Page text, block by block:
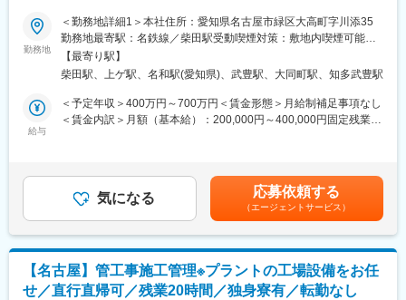
脂原料等の産業素材、さらには日本の宇宙ロケットに日油の推進
薬が使われ、今や日本の宇宙開発に欠かすことの出来ない企業に
発展しました。
変更の範囲：会社の定める業務
また、資格支援制度を設けており、資格取得にかかる受験料やス
クール代は会社が全額負担しております。
また、合格時には報奨金を10万円まで支給する制度もあり、社員
のモチベーションアップに繋げております。
工事を行い工事進捗も安定して管理することができます。
昼の工事作業、夕方の事務作業とメリハリのついた働き方が可能
定いたします。
■職務詳細：
・現場調査
・見積書を作成
・取引先との工期の打ち合わせ
・施工進捗、資材管理
・納品
一般個人住宅（木造・鉄筋・鉄骨・プレハブなど）や事務所・医
で対応します。
作業員の方々とは長年の関係性を築いている間柄のため、安心し
て職務に取組むことができます。
■当社の魅力：
当社は創業70年目を迎え、創業以来断熱工事の設計・施工を行
勤務地
＜勤務地詳細1＞本社住所：愛知県名古屋市緑区大高町字川添35
勤務地最寄駅：名鉄線／柴田駅受動喫煙対策：敷地内喫煙可能場
所あり＜勤務地詳細2＞半田営業所住所：愛知県知多郡武豊町字前
田30番1 勤務地最寄駅：名鉄河和線／上ゲ駅受動喫煙対策：敷地
【最寄り駅】
柴田駅、上ゲ駅、名和駅(愛知県)、武豊駅、大同町駅、知多武豊駅
給与
＜予定年収＞400万円～700万円＜賃金形態＞月給制補足事項なし
＜賃金内訳＞月額（基本給）：200,000円～400,000円固定残業手
＞■昇給：年1回（4月）■賞与：年2回（6月、12月）■年収モデル
（別途、決算賞与の支給あり※直近3年間支給実績あり）：・475
万円（30歳主任）・540万円（35歳係長）・600万円（40歳係
長）・1,000万円以上（50歳部長）賃金はあくまでも目安の金額
であり、選考を通じて上下する可能性があります。月給(月額)は固
定手当を含めた表記です。
気になる 応募依頼する
（エージェントサービス）
【名古屋】管工事施工管理※プラントの工場設備をお任
せ／直行直帰可／残業20時間／独身寮有／転勤なし